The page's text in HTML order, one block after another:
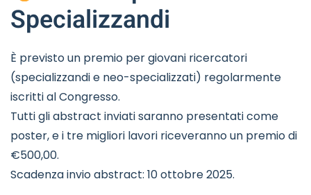
Specializzandi
È previsto un premio per giovani ricercatori
(specializzandi e neo-specializzati) regolarmente
iscritti al Congresso.
Tutti gli abstract inviati saranno presentati come
poster, e i tre migliori lavori riceveranno un premio di
€500,00.
Scadenza invio abstract: 10 ottobre 2025.